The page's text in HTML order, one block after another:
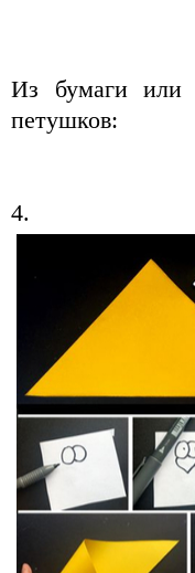
Из бумаги или
петушков:
4.